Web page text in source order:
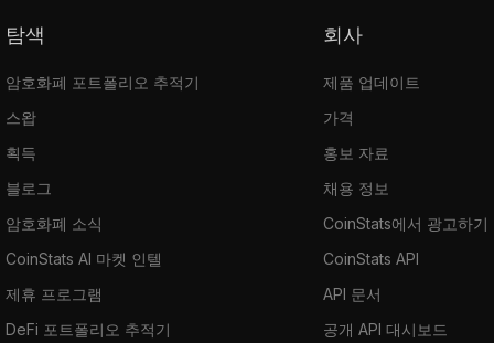
탐색
암호화폐 포트폴리오 추적기
스왑
획득
블로그
암호화폐 소식
CoinStats AI 마켓 인텔
제휴 프로그램
DeFi 포트폴리오 추적기
회사
제품 업데이트
가격
홍보 자료
채용 정보
CoinStats에서 광고하기
CoinStats API
API 문서
공개 API 대시보드